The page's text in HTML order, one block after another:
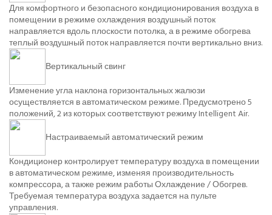
Для комфортного и безопасного кондиционирования воздуха в
помещении в режиме охлаждения воздушный поток
направляется вдоль плоскости потолка, а в режиме обогрева
теплый воздушный поток направляется почти вертикально вниз.
Вертикальный свинг
Изменение угла наклона горизонтальных жалюзи
осуществляется в автоматическом режиме. Предусмотрено 5
положений, 2 из которых соответствуют режиму Intelligent Air.
Настраиваемый автоматический режим
Кондиционер контролирует температуру воздуха в помещении
в автоматическом режиме, изменяя производительность
компрессора, а также режим работы Охлаждение / Обогрев.
Требуемая температура воздуха задается на пульте
управления.